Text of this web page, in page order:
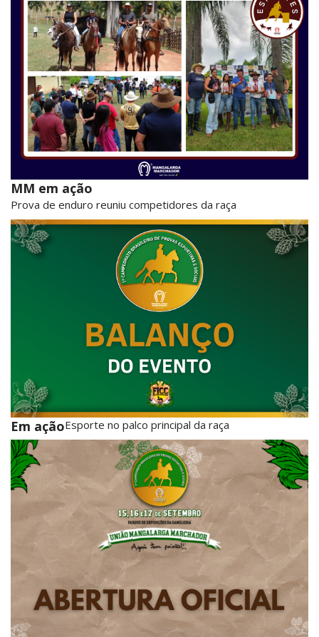
MM em ação
Prova de enduro reuniu competidores da raça
Em açãoEsporte no palco principal da raça